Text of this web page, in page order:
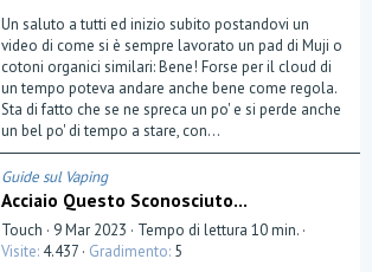
s
e
l
l
a
(
e
)
Un saluto a tutti ed inizio subito postandovi un
video di come si è sempre lavorato un pad di Muji o
cotoni organici similari: Bene! Forse per il cloud di
un tempo poteva andare anche bene come regola.
Sta di fatto che se ne spreca un po' e si perde anche
un bel po' di tempo a stare, con...
Guide sul Vaping
Acciaio Questo Sconosciuto...
Touch 9 Mar 2023
Tempo di lettura 10 min.
Visite 4.437 Gradimento 5